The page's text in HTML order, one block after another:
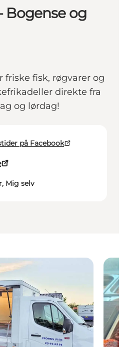
Bogense og
friske fisk, røgvarer og
direkte fra
og lørdag!
på Facebook
Mig selv